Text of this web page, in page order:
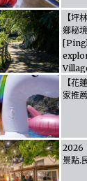
【坪
鄉秘
【花
家推
2026
景點.